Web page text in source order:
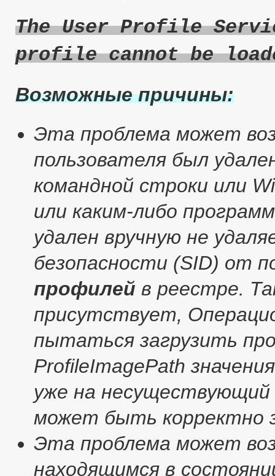
The User Profile
profile cannot be
Возможные причины:
Эта проблема может
пользователя был
командной строки или
или каким-либо
удален вручную не
безопасности (SID) от
профилей в реестре.
присутствует,
пытаться загрузить
ProfileImagePath
уже на
может быть корректно
Эта проблема может
находящимся в